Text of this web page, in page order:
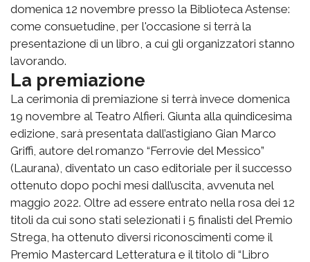
domenica 12 novembre presso la Biblioteca Astense:
come consuetudine, per l'occasione si terrà la
presentazione di un libro, a cui gli organizzatori stanno
lavorando.
La premiazione
La cerimonia di premiazione si terrà invece domenica
19 novembre al Teatro Alfieri. Giunta alla quindicesima
edizione, sarà presentata dall’astigiano Gian Marco
Griffi, autore del romanzo “Ferrovie del Messico”
(Laurana), diventato un caso editoriale per il successo
ottenuto dopo pochi mesi dall’uscita, avvenuta nel
maggio 2022. Oltre ad essere entrato nella rosa dei 12
titoli da cui sono stati selezionati i 5 finalisti del Premio
Strega, ha ottenuto diversi riconoscimenti come il
Premio Mastercard Letteratura e il titolo di “Libro